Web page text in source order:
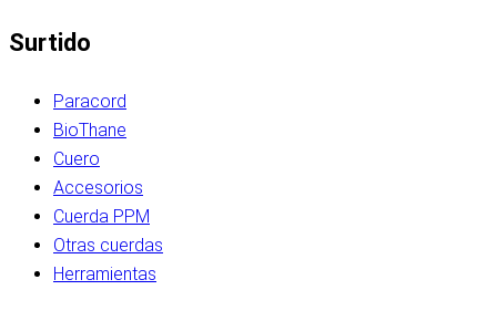
Surtido
Paracord
BioThane
Cuero
Accesorios
Cuerda PPM
Otras cuerdas
Herramientas